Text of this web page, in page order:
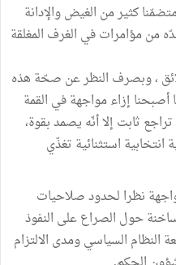
كثير من الغيض والإدانة
من مؤامرات في الغرف المغلقة
، وبصرف النظر عن صحّة هذه
إزاء مواجهة في القمة
ثابت إلا أنّه يصمد بقوة،
استثنائية تغذّي
نظرا لحدود صلاحيات
حول الصراع على النفوذ
السياسي ومدى الالتزام